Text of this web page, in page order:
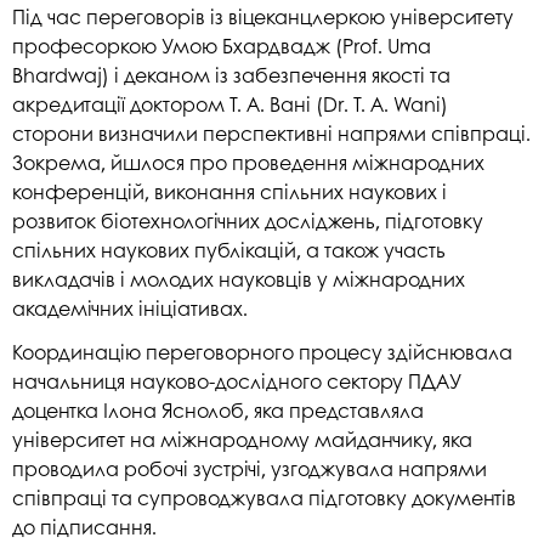
Під час переговорів із віцеканцлеркою університету
професоркою Умою Бхардвадж (Prof. Uma
Bhardwaj) і деканом із забезпечення якості та
акредитації доктором Т. А. Вані (Dr. T. A. Wani)
сторони визначили перспективні напрями співпраці.
Зокрема, йшлося про проведення міжнародних
конференцій, виконання спільних наукових і
розвиток біотехнологічних досліджень, підготовку
спільних наукових публікацій, а також участь
викладачів і молодих науковців у міжнародних
академічних ініціативах.
Координацію переговорного процесу здійснювала
начальниця науково-дослідного сектору ПДАУ
доцентка Ілона Яснолоб, яка представляла
університет на міжнародному майданчику, яка
проводила робочі зустрічі, узгоджувала напрями
співпраці та супроводжувала підготовку документів
до підписання.